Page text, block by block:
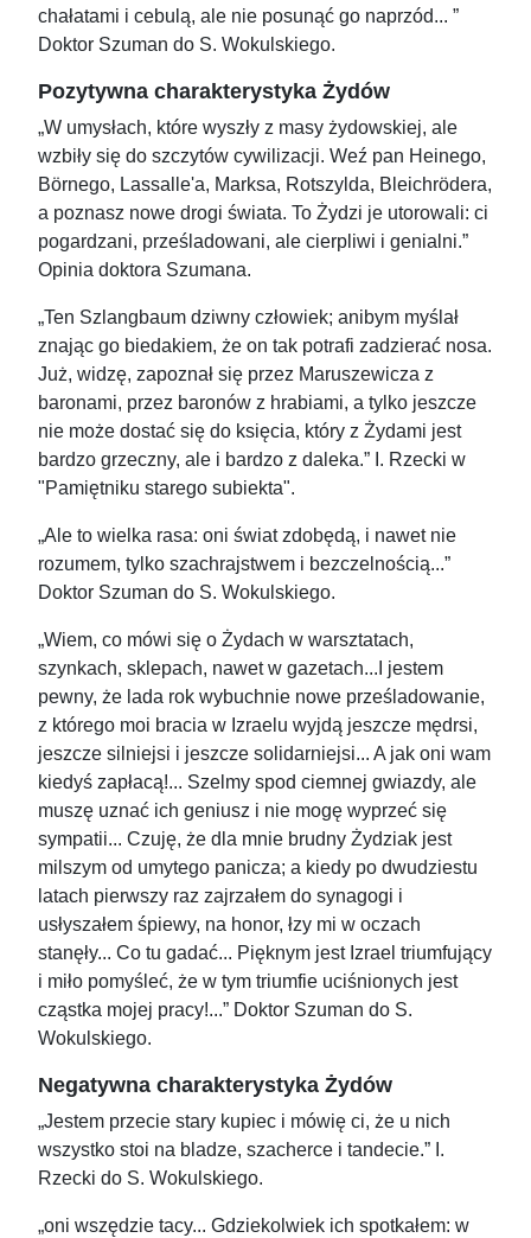
chałatami i cebulą, ale nie posunąć go naprzód... ”
Doktor Szuman do S. Wokulskiego.
Pozytywna charakterystyka Żydów
„W umysłach, które wyszły z masy żydowskiej, ale
wzbiły się do szczytów cywilizacji. Weź pan Heinego,
Börnego, Lassalle'a, Marksa, Rotszylda, Bleichrödera,
a poznasz nowe drogi świata. To Żydzi je utorowali: ci
pogardzani, prześladowani, ale cierpliwi i genialni.”
Opinia doktora Szumana.
„Ten Szlangbaum dziwny człowiek; anibym myślał
znając go biedakiem, że on tak potrafi zadzierać nosa.
Już, widzę, zapoznał się przez Maruszewicza z
baronami, przez baronów z hrabiami, a tylko jeszcze
nie może dostać się do księcia, który z Żydami jest
bardzo grzeczny, ale i bardzo z daleka.” I. Rzecki w
"Pamiętniku starego subiekta".
„Ale to wielka rasa: oni świat zdobędą, i nawet nie
rozumem, tylko szachrajstwem i bezczelnością...”
Doktor Szuman do S. Wokulskiego.
„Wiem, co mówi się o Żydach w warsztatach,
szynkach, sklepach, nawet w gazetach...I jestem
pewny, że lada rok wybuchnie nowe prześladowanie,
z którego moi bracia w Izraelu wyjdą jeszcze mędrsi,
jeszcze silniejsi i jeszcze solidarniejsi... A jak oni wam
kiedyś zapłacą!... Szelmy spod ciemnej gwiazdy, ale
muszę uznać ich geniusz i nie mogę wyprzeć się
sympatii... Czuję, że dla mnie brudny Żydziak jest
milszym od umytego panicza; a kiedy po dwudziestu
latach pierwszy raz zajrzałem do synagogi i
usłyszałem śpiewy, na honor, łzy mi w oczach
stanęły... Co tu gadać... Pięknym jest Izrael triumfujący
i miło pomyśleć, że w tym triumfie uciśnionych jest
cząstka mojej pracy!...” Doktor Szuman do S.
Wokulskiego.
Negatywna charakterystyka Żydów
„Jestem przecie stary kupiec i mówię ci, że u nich
wszystko stoi na bladze, szacherce i tandecie.” I.
Rzecki do S. Wokulskiego.
„oni wszędzie tacy... Gdziekolwiek ich spotkałem: w